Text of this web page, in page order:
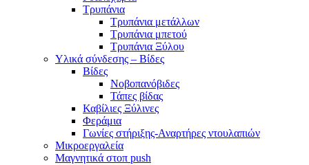
Τρυπάνια
Τρυπάνια μετάλλων
Τρυπάνια μπετού
Τρυπάνια Ξύλου
Υλικά σύνδεσης – Βίδες
Βίδες
Νοβοπανόβιδες
Τάπες βίδας
Καβίλιες Ξύλινες
Φεράμια
Γωνίες στήριξης-Αναρτήρες ντουλαπιών
Μικροεργαλεία
Μαγνητικά στοπ push